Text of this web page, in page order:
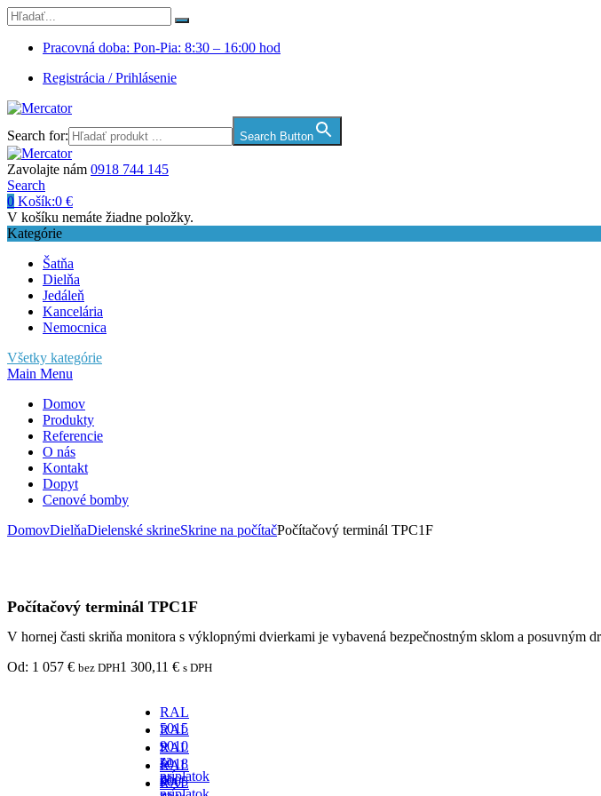
Pracovná doba: Pon-Pia: 8:30 – 16:00 hod
Registrácia / Prihlásenie
Search for: Search Button
Zavolajte nám 0918 744 145
Search
0 Košík:0 €
V košíku nemáte žiadne položky.
Kategórie
Šatňa
Dielňa
Jedáleň
Kancelária
Nemocnica
Všetky kategórie
Main Menu
Domov
Produkty
Referencie
O nás
Kontakt
Dopyt
Cenové bomby
DomovDielňaDielenské skrineSkrine na počítačPočítačový terminál TPC1F
Počítačový terminál TPC1F
V hornej časti skriňa monitora s výklopnými dvierkami je vybavená bezpečnostným sklom a posuvným
Od: 1 057 € bez DPH1 300,11 € s DPH
RAL
5015
-
za
príplatok
RAL
9010
-
za
RAL
5018
-
RAL
9005
RAL